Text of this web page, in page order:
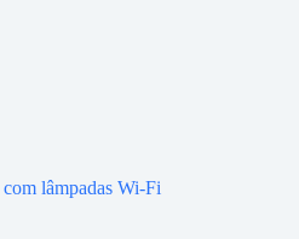
lâmpadas Wi-Fi